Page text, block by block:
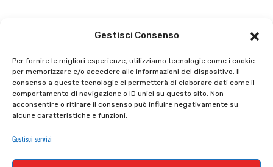
Gestisci Consenso
Per fornire le migliori esperienze, utilizziamo tecnologie come i cookie
per memorizzare e/o accedere alle informazioni del dispositivo. Il
consenso a queste tecnologie ci permetterà di elaborare dati come il
comportamento di navigazione o ID unici su questo sito. Non
acconsentire o ritirare il consenso può influire negativamente su
alcune caratteristiche e funzioni.
Gestisci servizi
Privacy policy
Cookie policy
Tutti prodotti
Termini e condizioni